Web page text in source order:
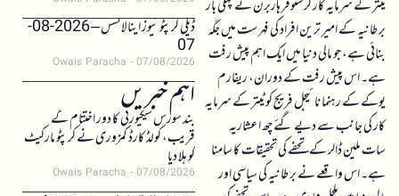
ٹیتر کے سرمایہ کار کرسٹوفر ہاربرن نے پہلی بار
برطانیہ کے امیر ترین افراد کی فہرست میں جگہ
بنائی ہے، جو مالی دنیا میں ایک اہم پیش رفت
ہے۔ اس پیش رفت کے دوران، ریفارم
یوکے کے رہنما نائیجل فریج کو ٹیتر کے سرمایہ
کار کی جانب سے دیے گئے چھ اعشاریہ
سات ملین ڈالر کے تحفے کی تحقیقات کا سامنا
ہے۔ اس واقعے نے برطانیہ کی سیاسی اور
ڈیلی کرپٹو نیوز اینالائسس – 2026-08-
07
Owais Paracha 07/08/2026
اہم خبریں
بند سورس سیکیورٹی کا دور اختتام کے
قریب، کولڈ کارڈ کمزوری نے کرپٹو مارکیٹ
کو ہلا دیا
Owais Paracha 07/08/2026